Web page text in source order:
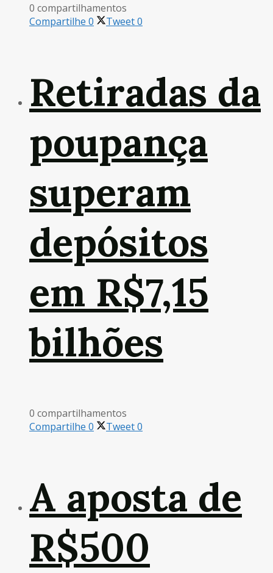
0 compartilhamentos
Compartilhe 0 Tweet0
Retiradas da
poupança
superam
depósitos
em R$7,15
bilhões
0 compartilhamentos
Compartilhe 0 Tweet0
A aposta de
R$500